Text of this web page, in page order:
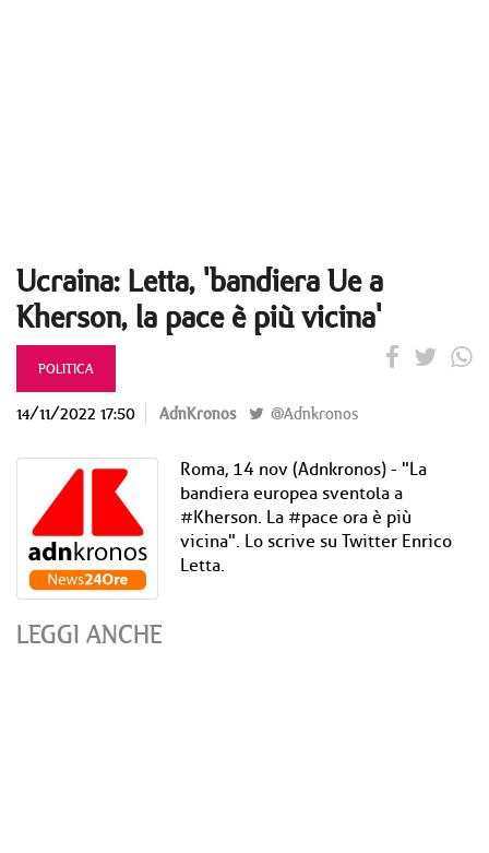
Ucraina: Letta, 'bandiera Ue a
Kherson, la pace è più vicina'
POLITICA
14/11/2022 17:50 AdnKronos @Adnkronos
Roma, 14 nov (Adnkronos) - "La
bandiera europea sventola a
#Kherson. La #pace ora è più
vicina". Lo scrive su Twitter Enrico
Letta.
LEGGI ANCHE